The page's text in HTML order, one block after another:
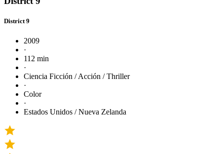
District 9
2009
·
112 min
·
Ciencia Ficción / Acción / Thriller
·
Color
·
Estados Unidos / Nueva Zelanda